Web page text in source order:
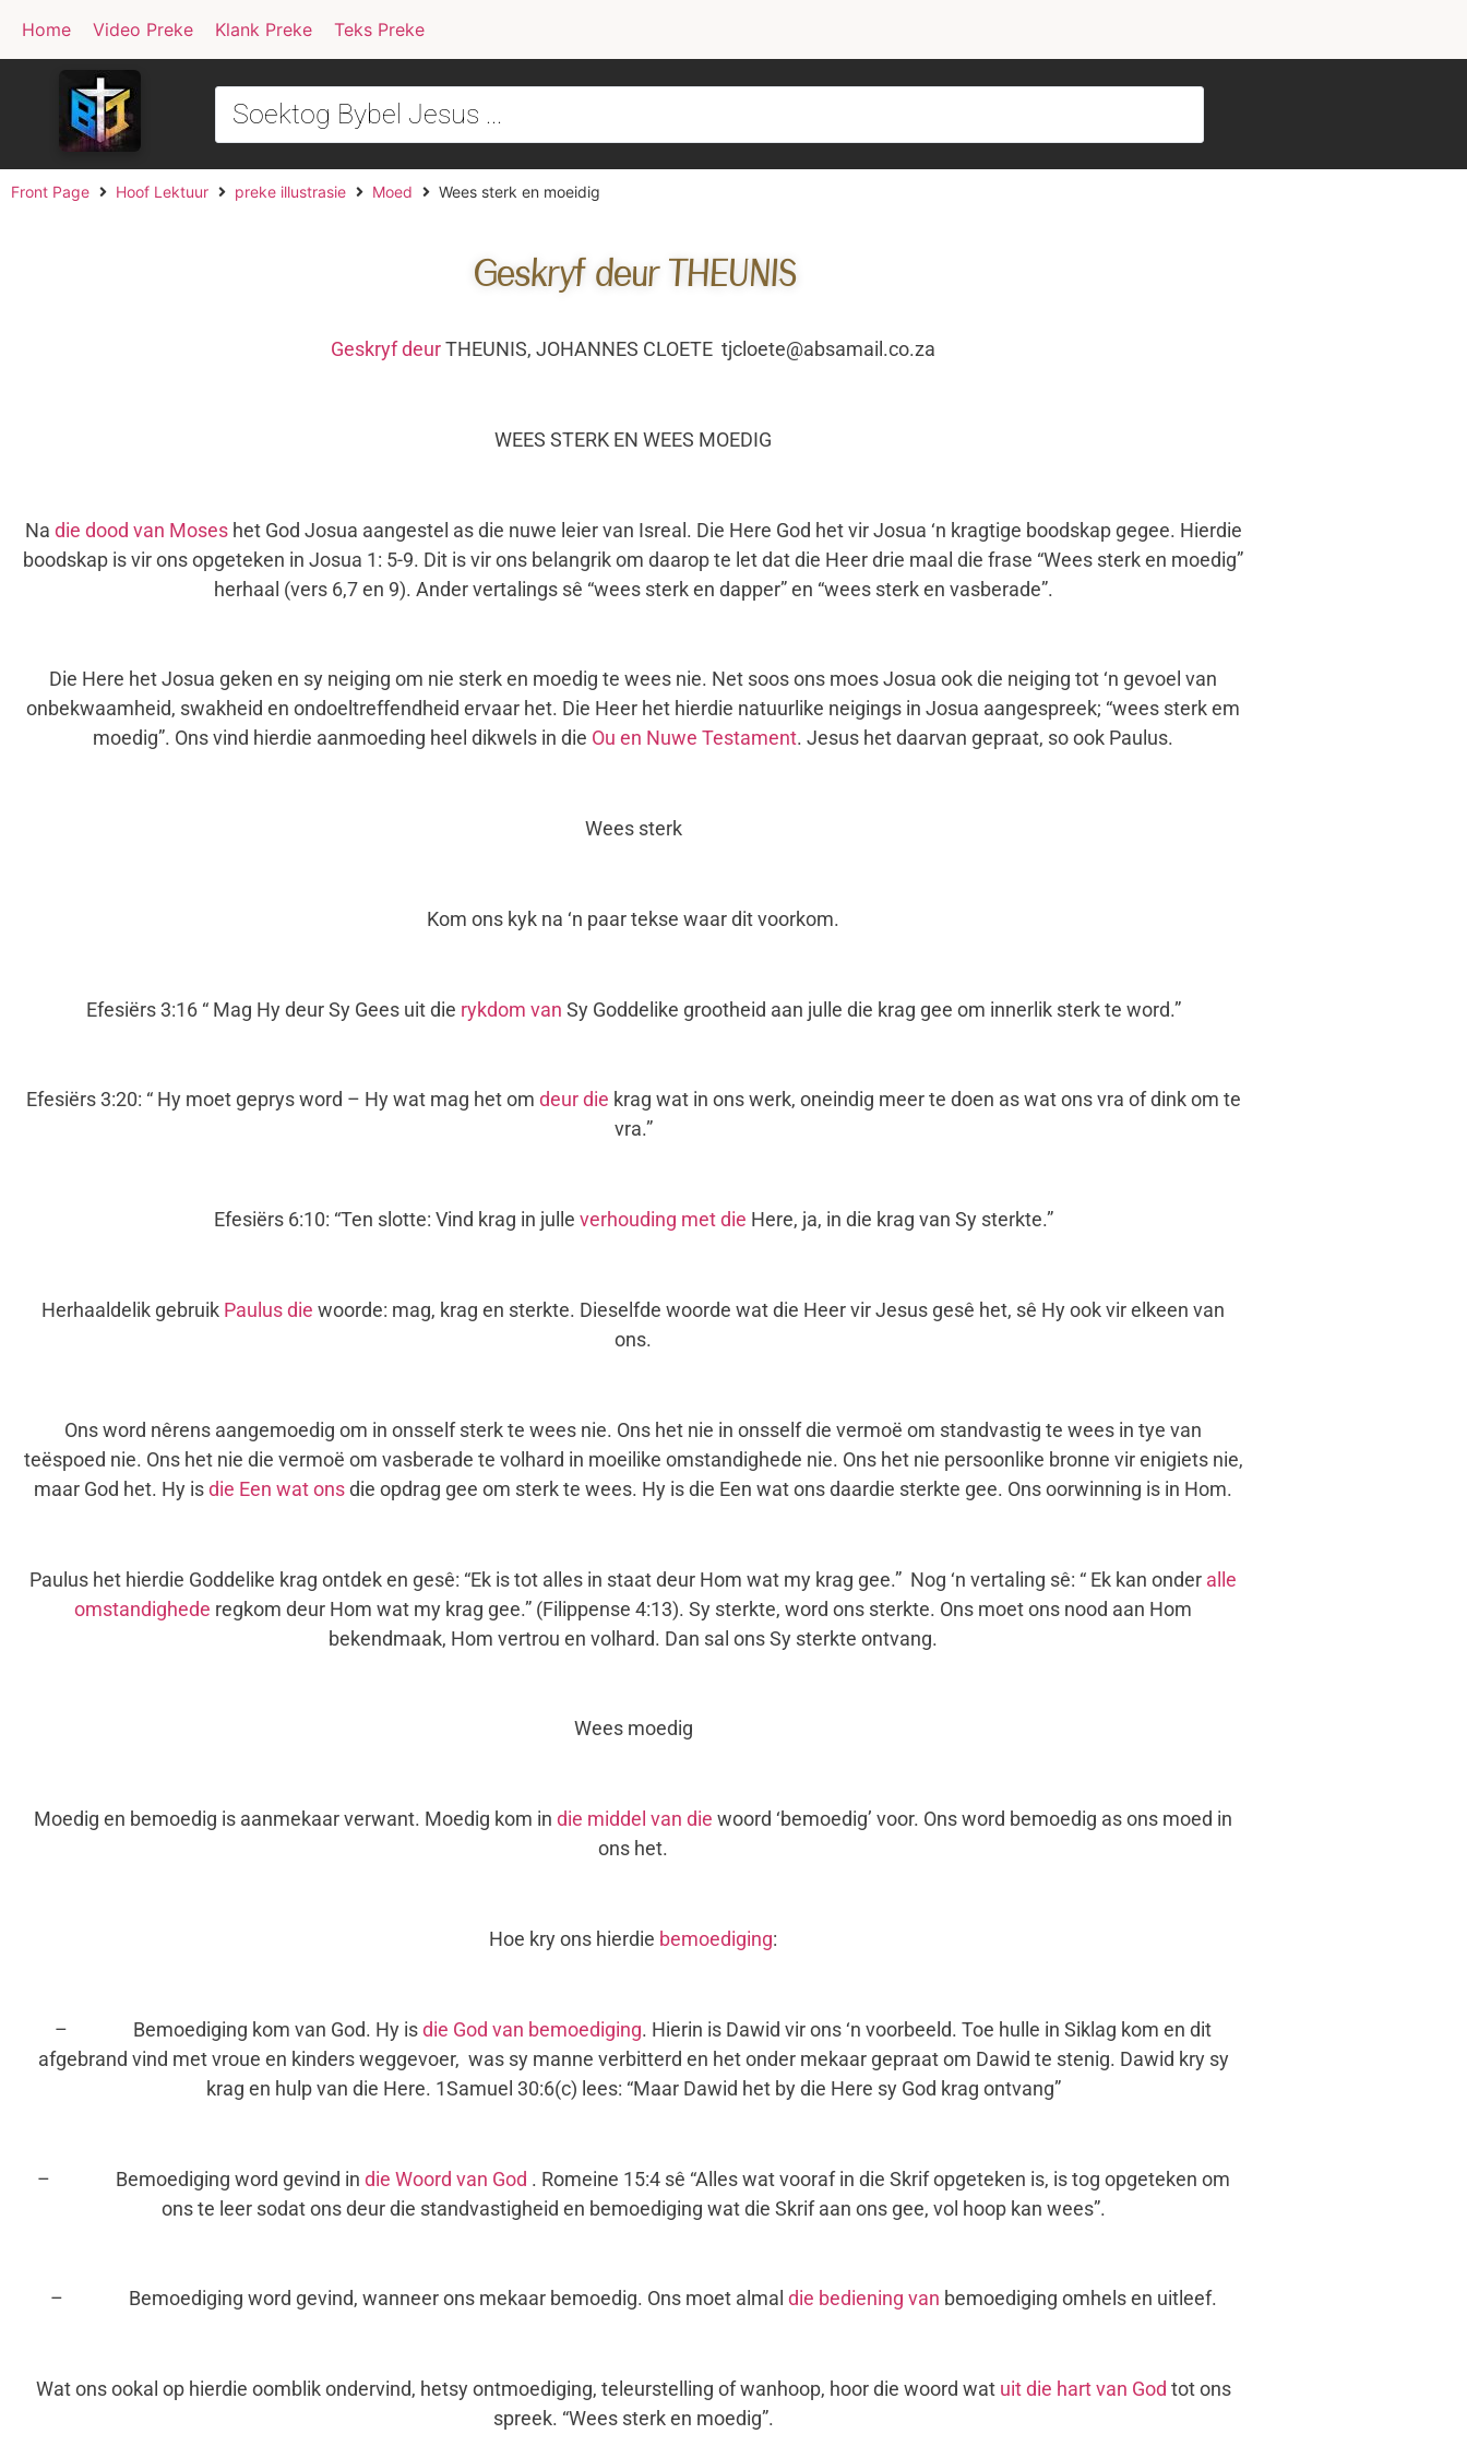
Home Video Preke Klank Preke Teks Preke
Front Page Hoof Lektuur preke illustrasie Moed Wees sterk en moeidig
Geskryf deur THEUNIS
Geskryf deurTHEUNIS, JOHANNES CLOETE tjcloete@absamail.co.za
WEES STERK EN WEES MOEDIG
Na die dood van Moseshet God Josua aangestel as die nuwe leier van Isreal. Die Here God het vir Josua ‘n kragtige boodskap gegee. Hierdie
boodskap is vir ons opgeteken in Josua 1: 5-9. Dit is vir ons belangrik om daarop te let dat die Heer drie maal die frase “Wees sterk en moedig”
herhaal (vers 6,7 en 9). Ander vertalings sê “wees sterk en dapper” en “wees sterk en vasberade”.
Die Here het Josua geken en sy neiging om nie sterk en moedig te wees nie. Net soos ons moes Josua ook die neiging tot ‘n gevoel van
onbekwaamheid, swakheid en ondoeltreffendheid ervaar het. Die Heer het hierdie natuurlike neigings in Josua aangespreek; “wees sterk em
moedig”. Ons vind hierdie aanmoeding heel dikwels in die Ou en Nuwe Testament. Jesus het daarvan gepraat, so ook Paulus.
Wees sterk
Kom ons kyk na ‘n paar tekse waar dit voorkom.
Efesiërs 3:16 “ Mag Hy deur Sy Gees uit die rykdom van Sy Goddelike grootheid aan julle die krag gee om innerlik sterk te word.”
Efesiërs 3:20: “ Hy moet geprys word – Hy wat mag het om deur die krag wat in ons werk, oneindig meer te doen as wat ons vra of dink om te
vra.”
Efesiërs 6:10: “Ten slotte: Vind krag in julle verhouding met die Here, ja, in die krag van Sy sterkte.”
Herhaaldelik gebruik Paulus die woorde: mag, krag en sterkte. Dieselfde woorde wat die Heer vir Jesus gesê het, sê Hy ook vir elkeen van
ons.
Ons word nêrens aangemoedig om in onsself sterk te wees nie. Ons het nie in onsself die vermoë om standvastig te wees in tye van
teëspoed nie. Ons het nie die vermoë om vasberade te volhard in moeilike omstandighede nie. Ons het nie persoonlike bronne vir enigiets nie,
maar God het. Hy isdie Een wat onsdie opdrag gee om sterk te wees. Hy is die Een wat ons daardie sterkte gee. Ons oorwinning is in Hom.
Paulus het hierdie Goddelike krag ontdek en gesê: “Ek is tot alles in staat deur Hom wat my krag gee.” Nog ‘n vertaling sê: “ Ek kan onder alle
omstandighede regkom deur Hom wat my krag gee.” (Filippense 4:13). Sy sterkte, word ons sterkte. Ons moet ons nood aan Hom
bekendmaak, Hom vertrou en volhard. Dan sal ons Sy sterkte ontvang.
Wees moedig
Moedig en bemoedig is aanmekaar verwant. Moedig kom in die middel van die woord ‘bemoedig’ voor. Ons word bemoedig as ons moed in
ons het.
Hoe kry ons hierdie bemoediging:
– Bemoediging kom van God. Hy isdie God van bemoediging. Hierin is Dawid vir ons ‘n voorbeeld. Toe hulle in Siklag kom en dit
afgebrand vind met vroue en kinders weggevoer, was sy manne verbitterd en het onder mekaar gepraat om Dawid te stenig. Dawid kry sy
krag en hulp van die Here. 1Samuel 30:6(c) lees: “Maar Dawid het by die Here sy God krag ontvang”
– Bemoediging word gevind in die Woord van God . Romeine 15:4 sê “Alles wat vooraf in die Skrif opgeteken is, is tog opgeteken om
ons te leer sodat ons deur die standvastigheid en bemoediging wat die Skrif aan ons gee, vol hoop kan wees”.
– Bemoediging word gevind, wanneer ons mekaar bemoedig. Ons moet almal die bediening van bemoediging omhels en uitleef.
Wat ons ookal op hierdie oomblik ondervind, hetsy ontmoediging, teleurstelling of wanhoop, hoor die woord wat uit die hart van God tot ons
spreek. “Wees sterk en moedig”.